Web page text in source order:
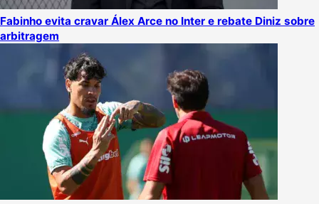
Fabinho evita cravar Álex Arce no Inter e rebate Diniz sobre
arbitragem